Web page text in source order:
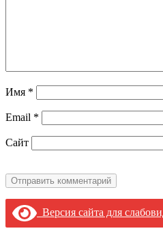
Имя *
Email *
Сайт
Версия сайта для